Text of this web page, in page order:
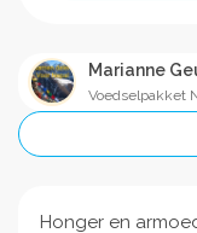
Marianne
Voedselpakket
Honger en